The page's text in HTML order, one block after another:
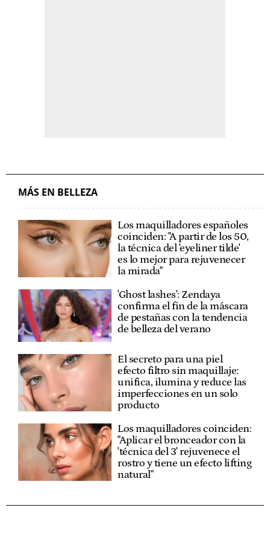
MÁS EN BELLEZA
Los maquilladores españoles
coinciden: "A partir de los 50,
la técnica del 'eyeliner tilde'
es lo mejor para rejuvenecer
la mirada"
'Ghost lashes': Zendaya
confirma el fin de la máscara
de pestañas con la tendencia
de belleza del verano
El secreto para una piel
efecto filtro sin maquillaje:
unifica, ilumina y reduce las
imperfecciones en un solo
producto
Los maquilladores coinciden:
"Aplicar el bronceador con la
'técnica del 3' rejuvenece el
rostro y tiene un efecto lifting
natural"